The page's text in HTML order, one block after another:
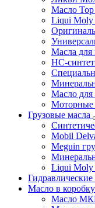
Масло Top
Liqui Moly
Масла для
HC-
Масло для
Моторные
Грузовые масла
Mobil
Meguin
Liqui Moly
Гидравлические
Масло в коробку
Масло